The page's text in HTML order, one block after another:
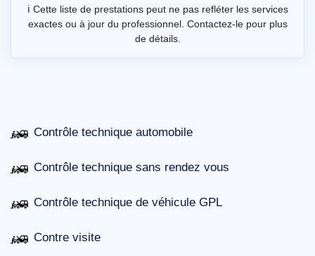
ℹ️ Cette liste de prestations peut ne pas refléter les services
exactes ou à jour du professionnel. Contactez-le pour plus
de détails.
Contrôle technique automobile
Contrôle technique sans rendez vous
Contrôle technique de véhicule GPL
Contre visite